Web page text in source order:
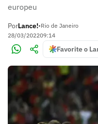
europeu
PorLance!•Rio de Janeiro
28/03/202209:14
Favorite o